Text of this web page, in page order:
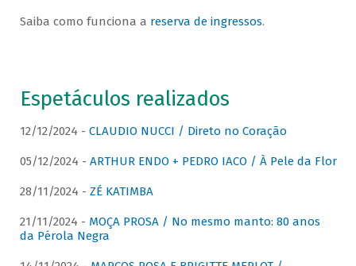
Saiba como funciona a reserva de ingressos.
Espetáculos realizados
12/12/2024 - CLAUDIO NUCCI / Direto no Coração
05/12/2024 - ARTHUR ENDO + PEDRO IACO / À Pele da Flor
28/11/2024 - ZÉ KATIMBA
21/11/2024 - MOÇA PROSA / No mesmo manto: 80 anos
da Pérola Negra